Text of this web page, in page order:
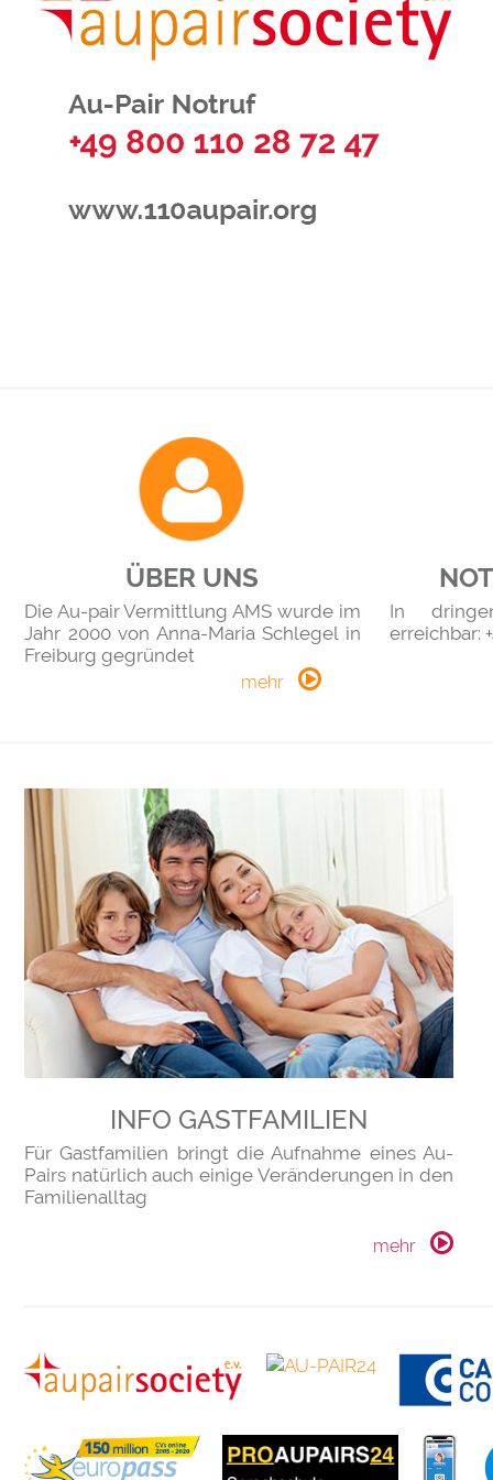
ÜBER UNS
Die Au-pair Vermittlung AMS wurde im
Jahr 2000 von Anna-Maria Schlegel in
Freiburg gegründet
In
erreichbar:
INFO GASTFAMILIEN
Für Gastfamilien bringt die Aufnahme eines Au-
Pairs natürlich auch einige Veränderungen in den
Familienalltag